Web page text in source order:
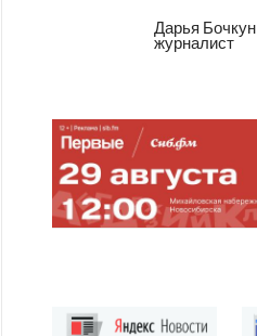
Дарья Бочкун
журналист